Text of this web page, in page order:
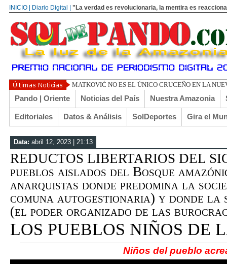
INICIO | Diario Digital | "La verdad es revolucionaria, la mentira es
TOÑO ARANÍBAR: RECUERDOS DE CO
Pando | Oriente Noticias del País Nuestra Amazonia
Editoriales Datos & Análisis SolDeportes Gira el
Data: abril 12, 2023 | 21:13
REDUCTOS LIBERTARIOS DEL
pueblos aislados del Bosque
anarquistas donde predomina la
comuna autogestionaria) y donde la
(el poder organizado de las
LOS PUEBLOS NIÑOS DE
Niños del pueblo